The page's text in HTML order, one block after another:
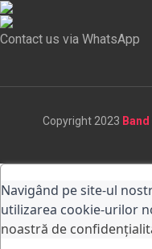
Contact us via WhatsApp
Copyright 2023
Navigând pe site-ul
utilizarea cookie-urilor
noastră de